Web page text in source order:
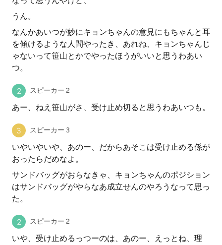
うん。
なんかあいつが妙にキョンちゃんの意見にもちゃんと耳
を傾けるような人間やったき、あれね、キョンちゃんじ
ゃないって笹山とかでやったほうがいいと思うわあい
つ。
スピーカー 2
あー、ねえ笹山がさ、受け止め切ると思うわあいつも。
スピーカー 3
いやいやいや、あのー、だからあそこは受け止める係が
おったらだめなよ。
サンドバッグがおらなきゃ、キョンちゃんのポジション
はサンドバッグがやらなあ成立せんのやろうなって思っ
た。
スピーカー 2
いや、受け止めるっつーのは、あのー、えっとね、理